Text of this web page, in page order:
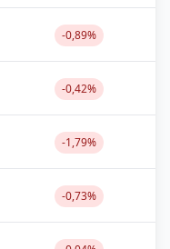
-0,89%
-0,42%
-1,79%
-0,73%